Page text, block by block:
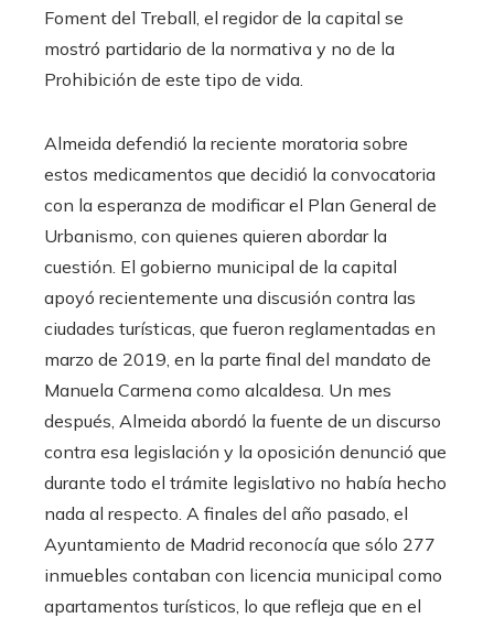
Foment del Treball, el regidor de la capital se
mostró partidario de la normativa y no de la
Prohibición de este tipo de vida.
Almeida defendió la reciente moratoria sobre
estos medicamentos que decidió la convocatoria
con la esperanza de modificar el Plan General de
Urbanismo, con quienes quieren abordar la
cuestión. El gobierno municipal de la capital
apoyó recientemente una discusión contra las
ciudades turísticas, que fueron reglamentadas en
marzo de 2019, en la parte final del mandato de
Manuela Carmena como alcaldesa. Un mes
después, Almeida abordó la fuente de un discurso
contra esa legislación y la oposición denunció que
durante todo el trámite legislativo no había hecho
nada al respecto. A finales del año pasado, el
Ayuntamiento de Madrid reconocía que sólo 277
inmuebles contaban con licencia municipal como
apartamentos turísticos, lo que refleja que en el